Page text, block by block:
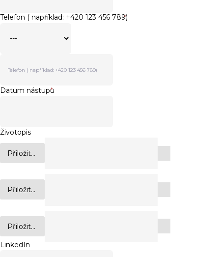
Telefon ( například: +420 123 456 789)
*
Datum nástupu
*
Životopis
Přiložit...
Přiložit...
Přiložit...
LinkedIn